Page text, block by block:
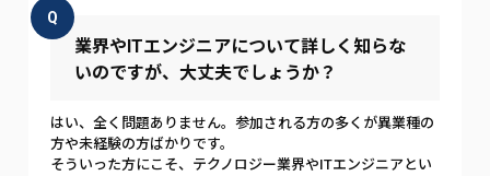
Q
業界やITエンジニアについて詳しく知らな
いのですが、大丈夫でしょうか？
はい、全く問題ありません。参加される方の多くが異業種の
方や未経験の方ばかりです。
そういった方にこそ、テクノロジー業界やITエンジニアとい